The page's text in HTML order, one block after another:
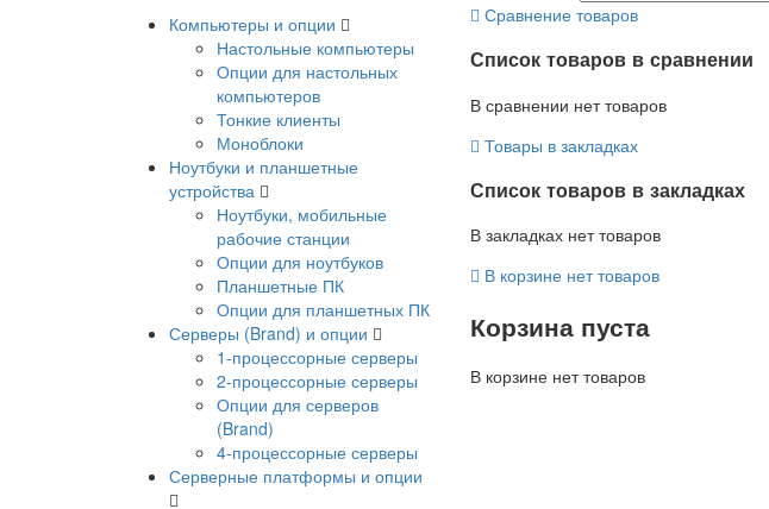
Компьютеры и опции
Настольные компьютеры
Опции для настольных
компьютеров
Тонкие клиенты
Моноблоки
Ноутбуки и планшетные
устройства
Ноутбуки, мобильные
рабочие станции
Опции для ноутбуков
Планшетные ПК
Опции для планшетных ПК
Серверы (Brand) и опции
1-процессорные серверы
2-процессорные серверы
Опции для серверов
(Brand)
4-процессорные серверы
Серверные платформы и опции
Сравнение товаров
Список товаров в сравнении
В сравнении нет товаров
Товары в закладках
Список товаров в закладках
В закладках нет товаров
В корзине нет товаров
Корзина пуста
В корзине нет товаров